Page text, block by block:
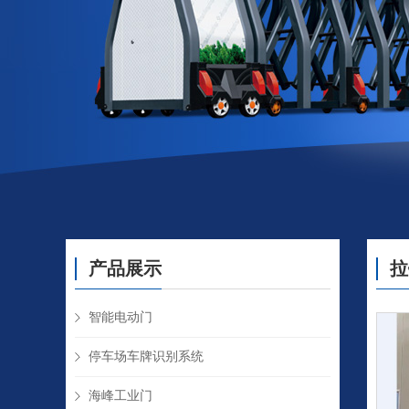
产品展示
智能电动门
停车场车牌识别系统
海峰工业门